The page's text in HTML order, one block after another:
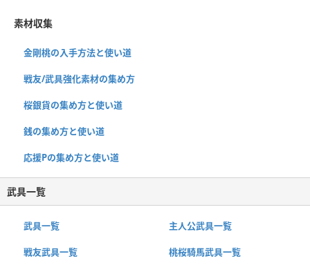
素材収集
金剛桃の入手方法と使い道
戦友/武具強化素材の集め方
桜銀貨の集め方と使い道
銭の集め方と使い道
応援Pの集め方と使い道
武具一覧
武具一覧 主人公武具一覧
戦友武具一覧 桃桜騎馬武具一覧